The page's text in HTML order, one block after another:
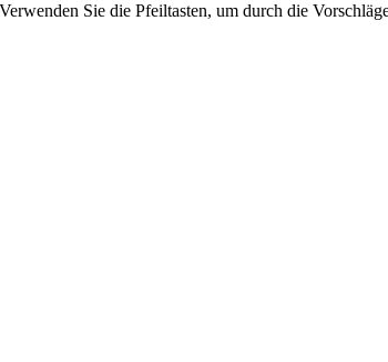
Sie die Pfeiltasten, um durch die